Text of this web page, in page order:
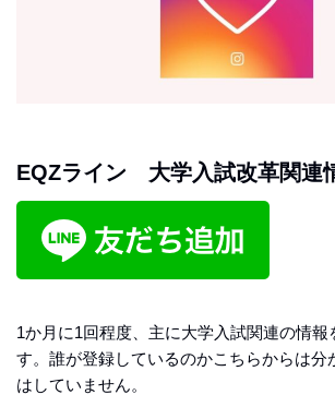
EQZライン 大学入試改革関連
1か月に1回程度、主に大学入試関連の情報
す。誰が登録しているのかこちらからは分
はしていません。